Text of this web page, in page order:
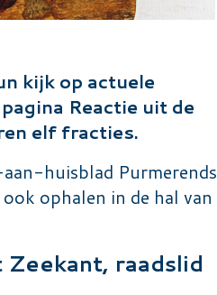
kijk op actuele
Reactie uit de
elf fracties.
huisblad Purmerends
ophalen in de hal van
raadslid